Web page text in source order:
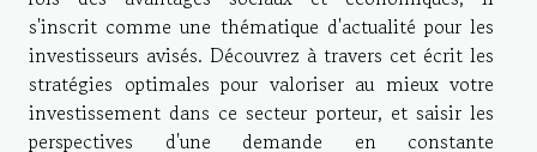
s'inscrit comme une thématique d'actualité pour les
investisseurs avisés. Découvrez à travers cet écrit les
stratégies optimales pour valoriser au mieux votre
investissement dans ce secteur porteur, et saisir les
perspectives d'une demande en constante